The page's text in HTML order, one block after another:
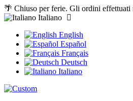
🌴 Chiuso per ferie. Gli ordini effettuati
Italiano
English
Español
Français
Deutsch
Italiano